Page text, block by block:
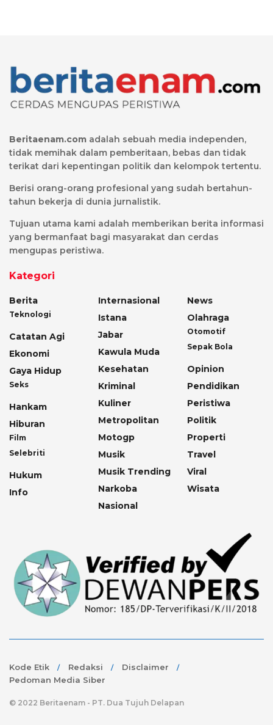
Beritaenam.com adalah sebuah media independen,
tidak memihak dalam pemberitaan, bebas dan tidak
terikat dari kepentingan politik dan kelompok tertentu.
Berisi orang-orang profesional yang sudah bertahun-
tahun bekerja di dunia jurnalistik.
Tujuan utama kami adalah memberikan berita informasi
yang bermanfaat bagi masyarakat dan cerdas
mengupas peristiwa.
Kategori
Berita
Teknologi
Catatan Agi
Ekonomi
Gaya Hidup
Seks
Hankam
Hiburan
Film
Selebriti
Hukum
Info
Internasional
Istana
Jabar
Kawula Muda
Kesehatan
Kriminal
Kuliner
Metropolitan
Motogp
Musik
Musik Trending
Narkoba
Nasional
News
Olahraga
Otomotif
Sepak Bola
Opinion
Pendidikan
Peristiwa
Politik
Properti
Travel
Viral
Wisata
Kode Etik Redaksi
Disclaimer
Pedoman Media Siber
© 2022 Beritaenam - PT. Dua Tujuh Delapan